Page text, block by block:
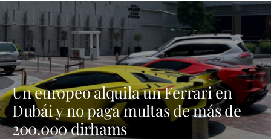
Un europeo alquila un Ferrari en
Dubái y no paga multas de más de
200.000 dirhams